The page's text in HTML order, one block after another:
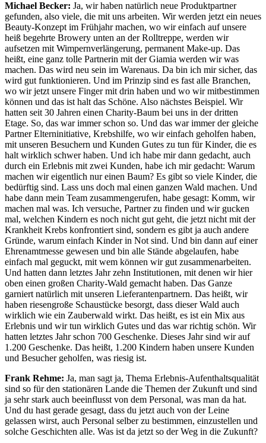
Michael Becker: Ja, wir haben natürlich neue Produktpartner
gefunden, also viele, die mit uns arbeiten. Wir werden jetzt ein neues
Beauty-Konzept im Frühjahr machen, wo wir einfach auf unsere
heiß begehrte Browery unten an der Rolltreppe, werden wir
aufsetzen mit Wimpernverlängerung, permanent Make-up. Das
heißt, eine ganz tolle Partnerin mit der Giamia werden wir was
machen. Das wird neu sein im Warenaus. Da bin ich mir sicher, das
wird gut funktionieren. Und im Prinzip sind es fast alle Branchen,
wo wir jetzt unsere Finger mit drin haben und wo wir mitbestimmen
können und das ist halt das Schöne. Also nächstes Beispiel. Wir
hatten seit 30 Jahren einen Charity-Baum bei uns in der dritten
Etage. So, das war immer schon so. Und das war immer der gleiche
Partner Elterninitiative, Krebshilfe, wo wir einfach geholfen haben,
mit unseren Besuchern und Kunden Gutes zu tun für Kinder, die es
halt wirklich schwer haben. Und ich habe mir dann gedacht, auch
durch ein Erlebnis mit zwei Kunden, habe ich mir gedacht: Warum
machen wir eigentlich nur einen Baum? Es gibt so viele Kinder, die
bedürftig sind. Lass uns doch mal einen ganzen Wald machen. Und
habe dann mein Team zusammengerufen, habe gesagt: Komm, wir
machen mal was. Ich versuche, Partner zu finden und wir gucken
mal, welchen Kindern es noch nicht gut geht, die jetzt nicht mit der
Krankheit Krebs konfrontiert sind, sondern es gibt ja auch andere
Gründe, warum einfach Kinder in Not sind. Und bin dann auf einer
Ehrenamtmesse gewesen und bin alle Stände abgelaufen, habe
einfach mal geguckt, mit wem können wir gut zusammenarbeiten.
Und hatten dann letztes Jahr zehn Institutionen, mit denen wir hier
oben einen großen Charity-Wald gemacht haben. Das Ganze
garniert natürlich mit unseren Lieferantenpartnern. Das heißt, wir
haben riesengroße Schaustücke besorgt, dass dieser Wald auch
wirklich wie ein Zauberwald wirkt. Das heißt, es ist ein Mix aus
Erlebnis und wir tun wirklich Gutes und das war richtig schön. Wir
hatten letztes Jahr schon 700 Geschenke. Dieses Jahr sind wir auf
1.200 Geschenke. Das heißt, 1.200 Kindern haben unsere Kunden
und Besucher geholfen, was riesig ist.
Frank Rehme: Ja, man sagt ja, Thema Erlebnis-Aufenthaltsqualität
sind so für den stationären Lande die Themen der Zukunft und sind
ja sehr stark auch beeinflusst von dem Personal, was man da hat.
Und du hast gerade gesagt, dass du jetzt auch von der Leine
gelassen wirst, auch Personal selber zu bestimmen, einzustellen und
solche Geschichten alle. Was ist da jetzt so der Weg in die Zukunft?